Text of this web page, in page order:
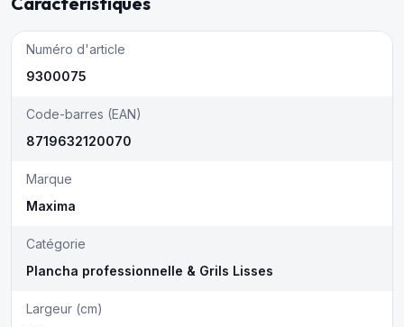
Numéro d'article
9300075
Code-barres (EAN)
8719632120070
Marque
Maxima
Catégorie
Plancha professionnelle & Grils Lisses
Largeur (cm)